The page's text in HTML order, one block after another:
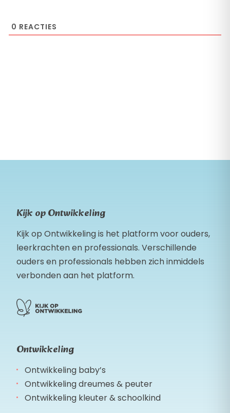
0 REACTIES
Kijk op Ontwikkeling
Kijk op Ontwikkeling is het platform voor ouders,
leerkrachten en professionals. Verschillende
ouders en professionals hebben zich inmiddels
verbonden aan het platform.
Ontwikkeling
Ontwikkeling baby’s
Ontwikkeling dreumes & peuter
Ontwikkeling kleuter & schoolkind